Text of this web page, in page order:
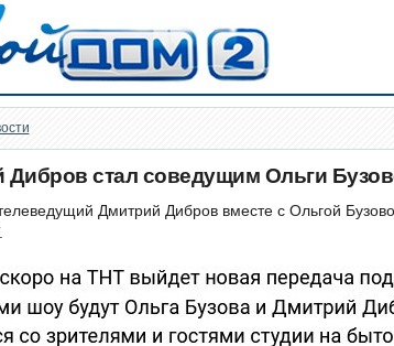
Дибров стал соведущим Ольги
Дмитрий Дибров вместе с Ольгой